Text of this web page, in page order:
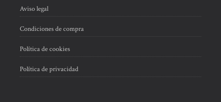
Aviso legal
Condiciones de compra
Política de cookies
Política de privacidad